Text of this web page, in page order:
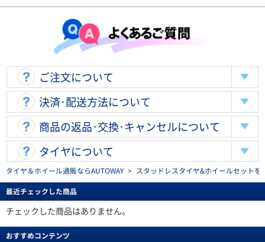
ご注文について
決済･配送方法について
商品の返品･交換･キャンセルについて
タイヤについて
タイヤ＆ホイール通販ならAUTOWAY > スタッドレスタイヤ&ホイールセット
最近チェックした商品
チェックした商品はありません。
おすすめコンテンツ